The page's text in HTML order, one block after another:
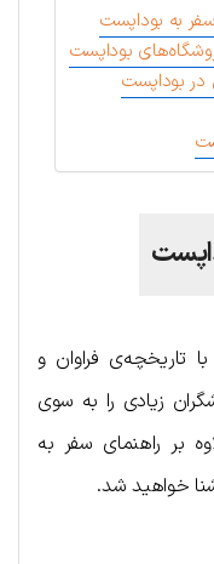
به بوداپست
بوداپست
بوداپست
تاریخچه‌ی فراوان و
زیادی را به سوی
بر راهنمای سفر به
خواهید شد.